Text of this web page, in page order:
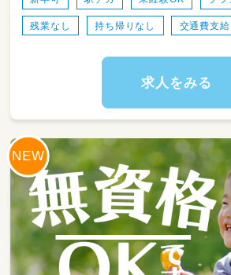
残業なし 持ち帰りなし 交通費支給
求人をみる